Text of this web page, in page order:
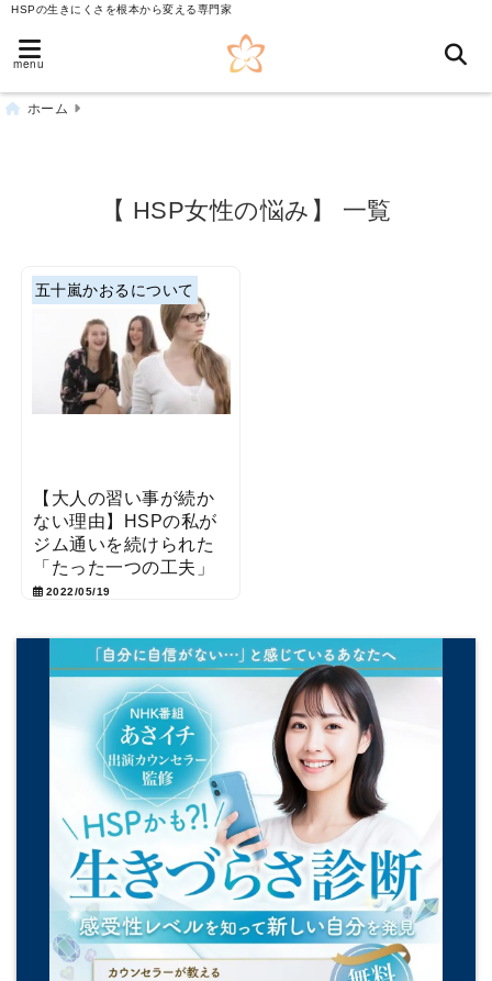
HSPの生きにくさを根本から変える専門家
menu
ホーム
【 HSP女性の悩み】 一覧
五十嵐かおるについて
【大人の習い事が続か
ない理由】HSPの私が
ジム通いを続けられた
「たった一つの工夫」
2022/05/19